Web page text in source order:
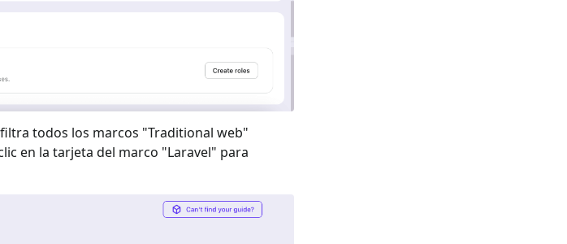
todos los marcos "Traditional web"
en la tarjeta del marco "Laravel" para